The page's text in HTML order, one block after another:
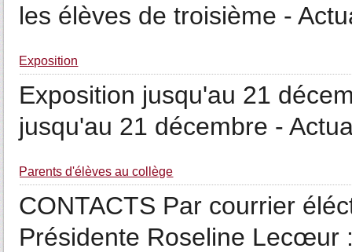
les élèves de troisième -
Exposition
Exposition jusqu'au 21
jusqu'au 21 décembre -
Parents d'élèves au collège
CONTACTS Par courrier
Présidente Roseline Lecœur